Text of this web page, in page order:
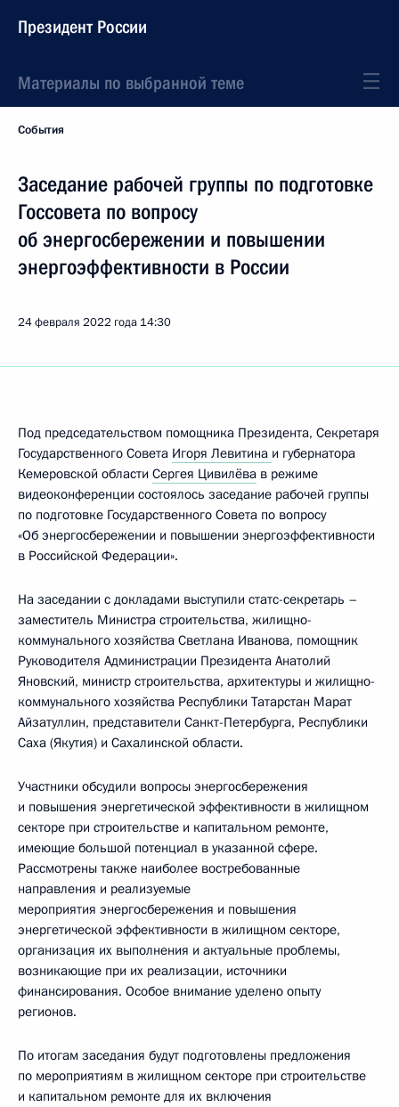
Президент России
Материалы по выбранной теме
События
Заседание рабочей группы по подготовке
Госсовета по вопросу
об энергосбережении и повышении
энергоэффективности в России
24 февраля 2022 года 14:30
Под председательством помощника Президента, Секретаря
Государственного Совета Игоря Левитина и губернатора
Кемеровской области Сергея Цивилёва в режиме
видеоконференции состоялось заседание рабочей группы
по подготовке Государственного Совета по вопросу
«Об энергосбережении и повышении энергоэффективности
в Российской Федерации».
На заседании с докладами выступили статс-секретарь –
заместитель Министра строительства, жилищно-
коммунального хозяйства Светлана Иванова, помощник
Руководителя Администрации Президента Анатолий
Яновский, министр строительства, архитектуры и жилищно­-
коммунального хозяйства Республики Татарстан Марат
Айзатуллин, представители Санкт-Петербурга, Республики
Саха (Якутия) и Сахалинской области.
Участники обсудили вопросы энергосбережения
и повышения энергетической эффективности в жилищном
секторе при строительстве и капитальном ремонте,
имеющие большой потенциал в указанной сфере.
Рассмотрены также наиболее востребованные
направления и реализуемые
мероприятия энергосбережения и повышения
энергетической эффективности в жилищном секторе,
организация их выполнения и актуальные проблемы,
возникающие при их реализации, источники
финансирования. Особое внимание уделено опыту
регионов.
По итогам заседания будут подготовлены предложения
по мероприятиям в жилищном секторе при строительстве
и капитальном ремонте для их включения